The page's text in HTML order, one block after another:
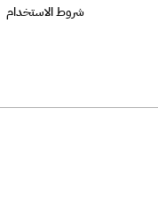
شروط الاستخدام